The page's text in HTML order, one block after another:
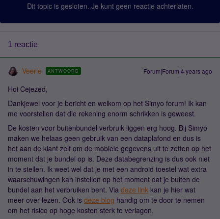
Dit topic is gesloten. Je kunt geen reactie achterlaten.
1 reactie
Veerle ANTWOORD Forum|Forum|4 years ago
Hoi Cejezed,
Dankjewel voor je bericht en welkom op het Simyo forum! Ik kan
me voorstellen dat die rekening enorm schrikken is geweest.
De kosten voor buitenbundel verbruik liggen erg hoog. Bij Simyo
maken we helaas geen gebruik van een dataplafond en dus is
het aan de klant zelf om de mobiele gegevens uit te zetten op het
moment dat je bundel op is. Deze databegrenzing is dus ook niet
in te stellen. Ik weet wel dat je met een android toestel wat extra
waarschuwingen kan instellen op het moment dat je buiten de
bundel aan het verbruiken bent. Via deze link kan je hier wat
meer over lezen. Ook is deze blog handig om te door te nemen
om het risico op hoge kosten sterk te verlagen.